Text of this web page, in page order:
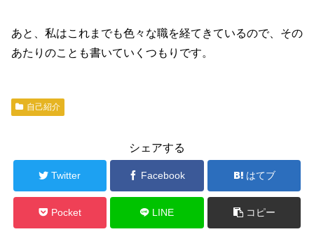
あと、私はこれまでも色々な職を経てきているので、その
あたりのことも書いていくつもりです。
自己紹介
シェアする
Twitter Facebook はてブ
Pocket LINE コピー